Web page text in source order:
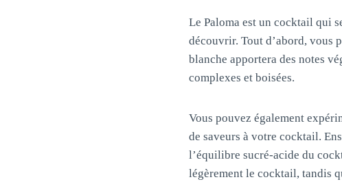
Le Paloma est un cocktail qui
découvrir. Tout d’abord, vous
blanche apportera des notes
complexes et boisées.
Vous pouvez également
de saveurs à votre cocktail.
l’équilibre sucré-acide du
légèrement le cocktail, tandis